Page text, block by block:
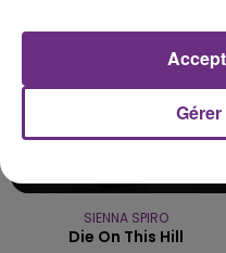
SIENNA SPIRO
Die On This Hill